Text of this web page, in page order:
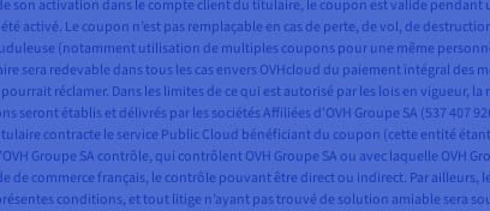
son activation dans le compte client du titulaire, le coupon est valide
activé. Le coupon n’est pas remplaçable en cas de perte, de vol, de
(notamment utilisation de multiples coupons pour une même
sera redevable dans tous les cas envers OVHcloud du paiement intégral
réclamer. Dans les limites de ce qui est autorisé par les lois en vigueur,
établis et délivrés par les sociétés Affiliées d’OVH Groupe SA (537 407
contracte le service Public Cloud bénéficiant du coupon (cette entité
Groupe SA contrôle, qui contrôlent OVH Groupe SA ou avec laquelle OVH
de commerce français, le contrôle pouvant être direct ou indirect. Par ailleurs,
conditions, et tout litige n’ayant pas trouvé de solution amiable sera